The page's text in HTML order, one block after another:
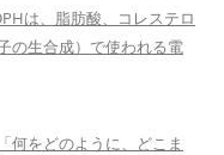
は、脂肪酸、コレステロ
の生合成）で使われる電
何をどのように、どこま